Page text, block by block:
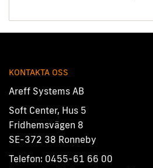
KONTAKTA OSS
Areff Systems AB
Soft Center, Hus 5
Fridhemsvägen 8
SE-372 38 Ronneby
Telefon: 0455-61 66 00